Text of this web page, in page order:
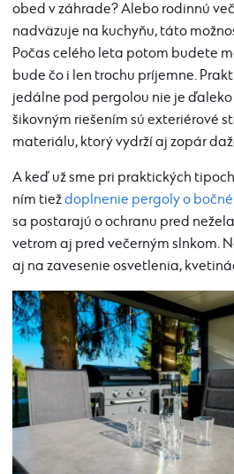
obed v záhrade? Alebo rodinnú
nadväzuje na kuchyňu, táto
Počas celého leta potom budete
bude čo i len trochu príjemne.
jedálne pod pergolou nie je
šikovným riešením sú exteriérové
materiálu, ktorý vydrží aj zopár
A keď už sme pri praktických
ním tieždoplnenie pergoly o
sa postarajú o ochranu pred
vetrom aj pred večerným slnkom.
aj na zavesenie osvetlenia,